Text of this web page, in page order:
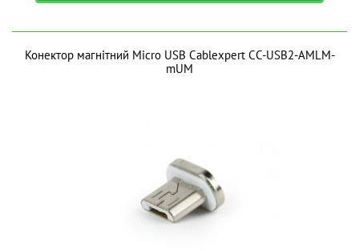
Конектор магнітний Micro USB Cablexpert CC-USB2-AMLM-
mUM